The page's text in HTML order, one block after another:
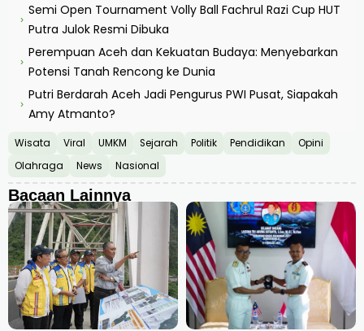
›
Semi Open Tournament Volly Ball Fachrul Razi Cup HUT
Putra Julok Resmi Dibuka
›
Perempuan Aceh dan Kekuatan Budaya: Menyebarkan
Potensi Tanah Rencong ke Dunia
›
Putri Berdarah Aceh Jadi Pengurus PWI Pusat, Siapakah
Amy Atmanto?
Wisata Viral UMKM Sejarah Politik Pendidikan
Opini
Olahraga
News Nasional
Bacaan Lainnya